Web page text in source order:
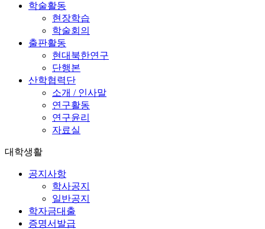
학술활동
현장학습
학술회의
출판활동
현대북한연구
단행본
산학협력단
소개 / 인사말
연구활동
연구윤리
자료실
대학생활
공지사항
학사공지
일반공지
학자금대출
증명서발급